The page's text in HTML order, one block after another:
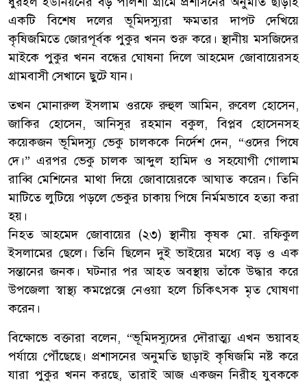
একটি বিশেষ দলের ভূমিদস্যুরা ক্ষমতার দাপট দেখিয়ে
কৃষিজমিতে জোরপূর্বক পুকুর খনন শুরু করে। স্থানীয় মসজিদের
মাইকে পুকুর খনন বন্ধের ঘোষনা দিলে আহমেদ জোবায়েরসহ
গ্রামবাসী সেখানে ছুটে যান।
তখন মোনারুল ইসলাম ওরফে রুহুল আমিন, রুবেল হোসেন,
জাকির হোসেন, আনিসুর রহমান বকুল, বিপ্লব হোসেনসহ
কয়েকজন ভূমিদস্যু ভেকু চালককে নির্দেশ দেন, “ওদের পিষে
দে।” এরপর ভেকু চালক আব্দুল হামিদ ও সহযোগী গোলাম
রাব্বি মেশিনের মাথা দিয়ে জোবায়েরকে আঘাত করেন। তিনি
মাটিতে লুটিয়ে পড়লে ভেকুর চাকায় পিষে নির্মমভাবে হত্যা করা
হয়।
নিহত আহমেদ জোবায়ের (২৩) স্থানীয় কৃষক মো. রফিকুল
ইসলামের ছেলে। তিনি ছিলেন দুই ভাইয়ের মধ্যে বড় ও এক
সন্তানের জনক। ঘটনার পর আহত অবস্থায় তাঁকে উদ্ধার করে
উপজেলা স্বাস্থ্য কমপ্লেক্সে নেওয়া হলে চিকিৎসক মৃত ঘোষণা
করেন।
বিক্ষোভে বক্তারা বলেন, “ভূমিদস্যুদের দৌরাত্ম্য এখন ভয়াবহ
পর্যায়ে পৌঁছেছে। প্রশাসনের অনুমতি ছাড়াই কৃষিজমি নষ্ট করে
যারা পুকুর খনন করছে, তারাই আজ একজন নিরীহ যুবককে